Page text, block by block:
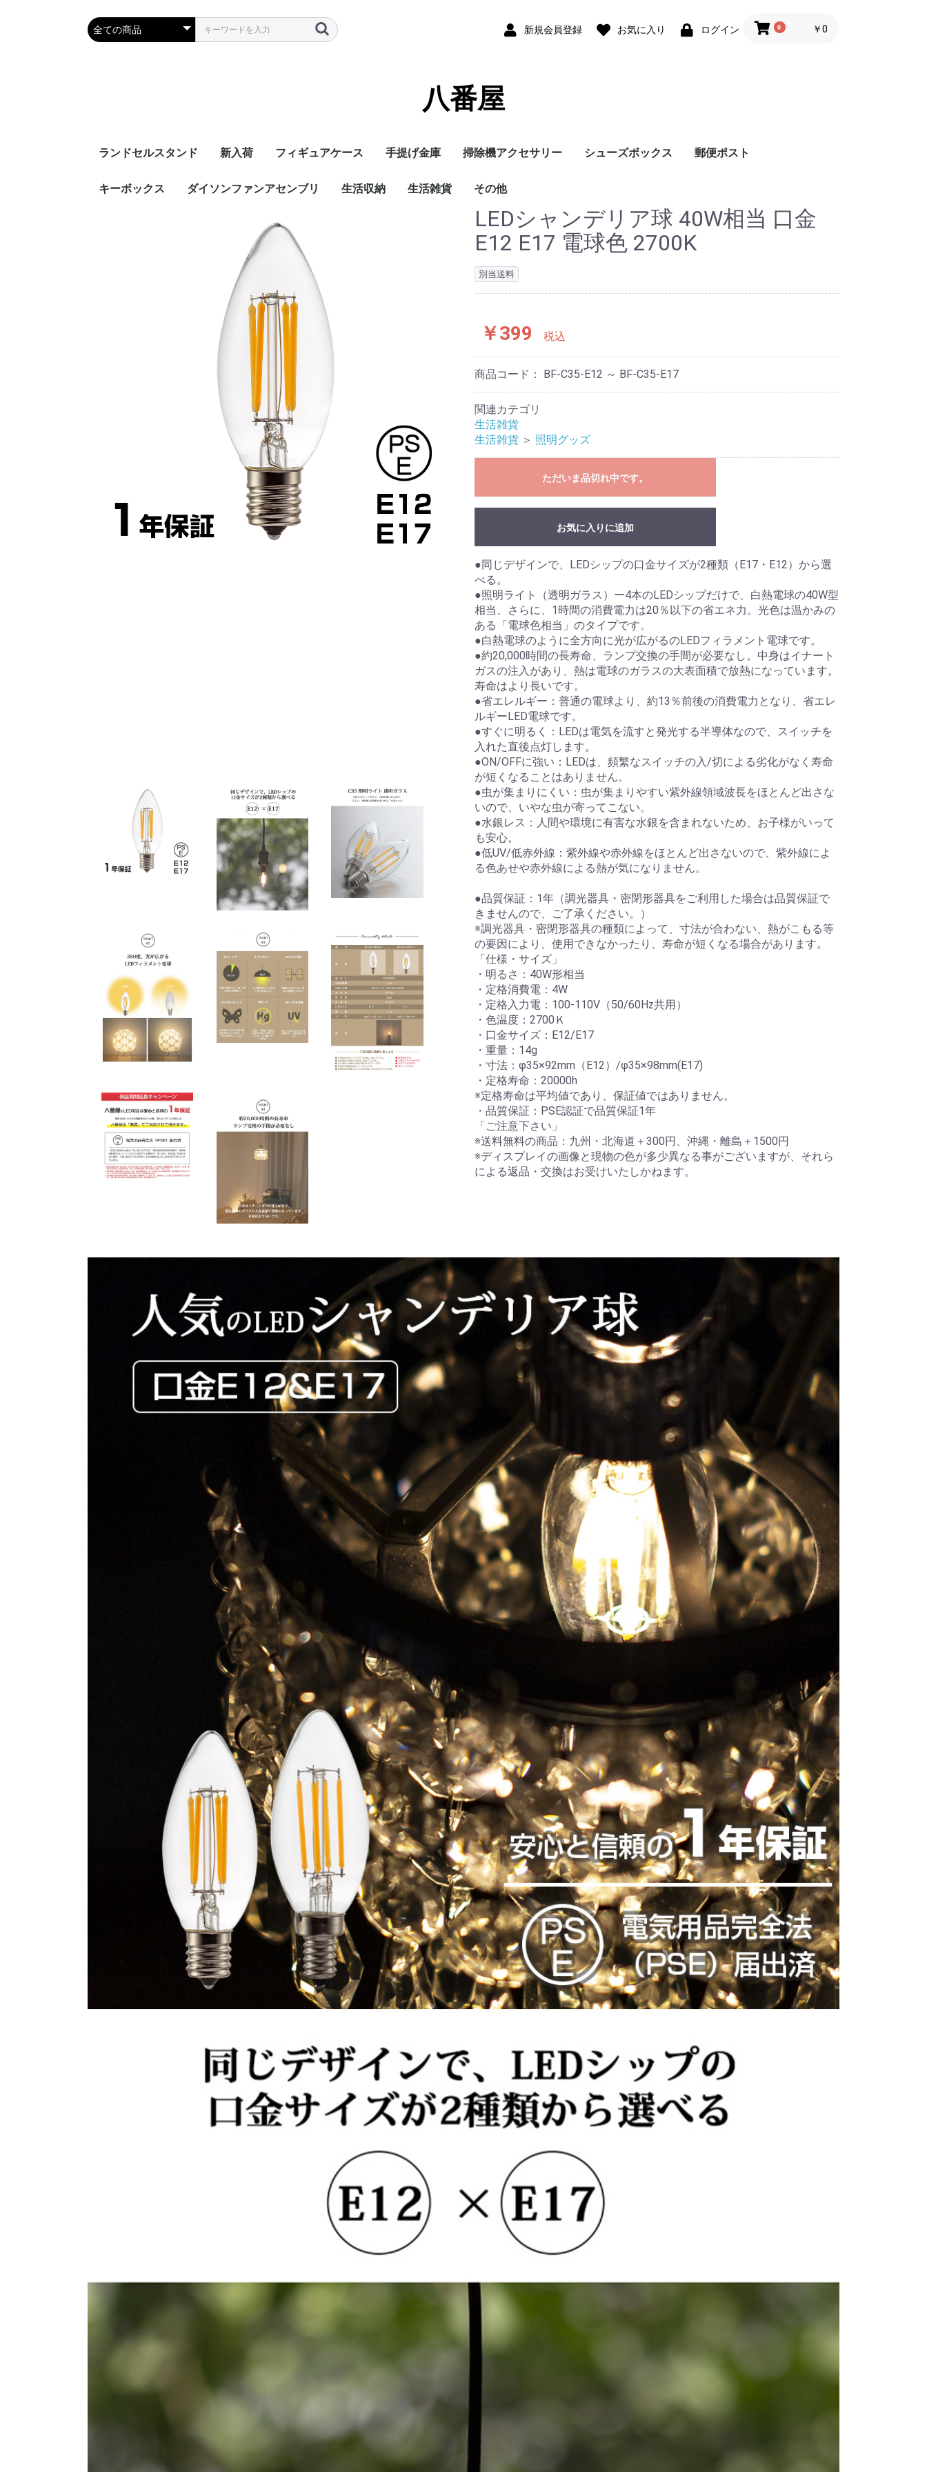
新規会員登録 お気に入り ログイン 0 ￥0
八番屋
ランドセルスタンド 新入荷 フィギュアケース 手提げ金庫 掃除機アクセサリー
ダイソン掃除機スタン
ダイソン掃除機フィル
ダイソン その他
掃除機スタンド
シューズボックス 郵便ポスト
キーボックス ダイソンファンアセンブリ 生活収納 生活雑貨
スマホアクセサリ
ボディケアグッズ
その他
LEDシャンデリア球 40W相当 口金
E12 E17 電球色 2700K
別当送料
￥399 税込
商品コード： BF-C35-E12 ～ BF-C35-E17
関連カテゴリ
生活雑貨
生活雑貨 ＞ 照明グッズ
ただいま品切れ中です。
お気に入りに追加
●同じデザインで、LEDシップの口金サイズが2種類（E17・E12）から選
べる。
●照明ライト（透明ガラス）ー4本のLEDシップだけで、白熱電球の40W型
相当、さらに、1時間の消費電力は20％以下の省エネ力。光色は温かみの
ある「電球色相当」のタイプです。
●白熱電球のように全方向に光が広がるのLEDフィラメント電球です。
●約20,000時間の長寿命、ランプ交換の手間が必要なし。中身はイナート
ガスの注入があり、熱は電球のガラスの大表面積で放熱になっています。
寿命はより長いです。
●省エレルギー：普通の電球より、約13％前後の消費電力となり、省エレ
ルギーLED電球です。
●すぐに明るく：LEDは電気を流すと発光する半導体なので、スイッチを
入れた直後点灯します。
●ON/OFFに強い：LEDは、頻繁なスイッチの入/切による劣化がなく寿命
が短くなることはありません。
●虫が集まりにくい：虫が集まりやすい紫外線領域波長をほとんど出さな
いので、いやな虫が寄ってこない。
●水銀レス：人間や環境に有害な水銀を含まれないため、お子様がいって
も安心。
●低UV/低赤外線：紫外線や赤外線をほとんど出さないので、紫外線によ
る色あせや赤外線による熱が気になりません。
●品質保証：1年（調光器具・密閉形器具をご利用した場合は品質保証で
きませんので、ご了承ください。）
※調光器具・密閉形器具の種類によって、寸法が合わない、熱がこもる等
の要因により、使用できなかったり、寿命が短くなる場合があります。
「仕様・サイズ」
・明るさ：40W形相当
・定格消費電：4W
・定格入力電：100-110V（50/60Hz共用）
・色温度：2700Ｋ
・口金サイズ：E12/E17
・重量：14g
・寸法：φ35×92mm（E12）/φ35×98mm(E17)
・定格寿命：20000h
※定格寿命は平均値であり、保証値ではありません。
・品質保証：PSE認証で品質保証1年
「ご注意下さい」
※送料無料の商品：九州・北海道＋300円、沖縄・離島＋1500円
※ディスプレイの画像と現物の色が多少異なる事がございますが、それら
による返品・交換はお受けいたしかねます。